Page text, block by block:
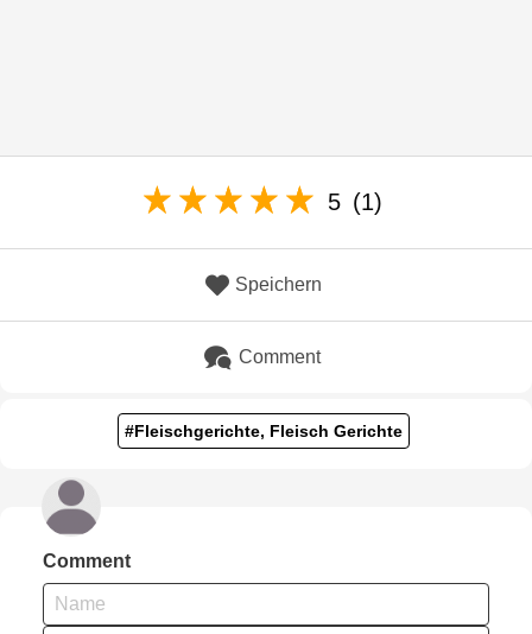
5 (1)
Speichern
Comment
#Fleischgerichte, Fleisch Gerichte
Comment